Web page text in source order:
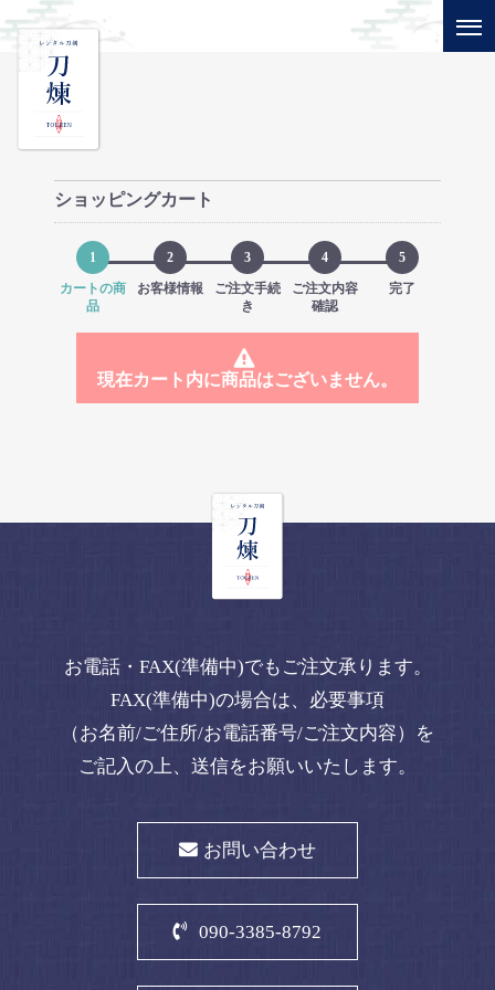
ショッピングカート
1
カートの商
品
2
お客様情報
3
ご注文手続
き
4
ご注文内容
確認
5
完了
現在カート内に商品はございません。
お電話・FAX(準備中)でもご注文承ります。
FAX(準備中)の場合は、必要事項
（お名前/ご住所/お電話番号/ご注文内容）を
ご記入の上、送信をお願いいたします。
お問い合わせ
090-3385-8792